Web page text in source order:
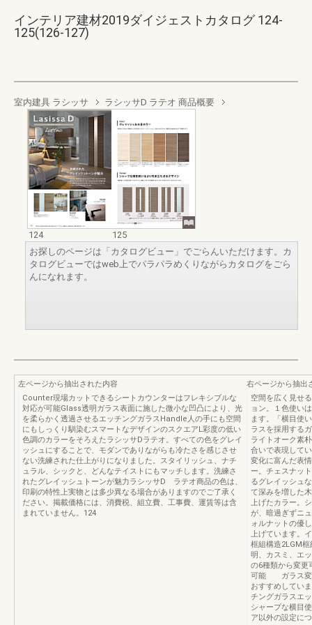
インテリア建材2019ダイジェストカタログ 124-
125(126-127)
室内建具 ラシッサ ラシッサD ラテオ 商品概要
124
125
お探しのページは「カタログビュー」でごらんいただけます。カ
タログビューではweb上でパラパラめくりながらカタログをごら
んになれます。
左ページから抽出された内容
Counter現場カットできるシートカウンターはフレキシブルな
対応が可能Glass透明ガラス表面に施した微小な凹凸により、光
を柔らかく透過させるエッチングガラスHandle人の手にも空間
にもしっくり馴染むスマートなデザインのスクエアL彩度の低い
色調のカラーをそろえたラシッサDラテオ。すべての色をグレイ
ッシュにすることで、モダンでありながらも冷たさを感じさせ
ない洗練された仕上がりになりました。スタイリッシュ、ナチ
ュラル、シックと、どんなテイストにもマッチします。洗練さ
れたグレイッシュトーンが魅力ラシッサD ラテオ商品の色は、
印刷の特性上実物とは多少異なる場合がありますのでご了承く
ださい。掲載価格には、消費税、組立費、工事費、運賃等は含
まれていません。124
右ページから抽出
空間を広く見せ
ョン。１色使い
ます。「横目使
ラスを採用する
ライトオーク素
合いで表現して
変化に富んだ表
ー。チェスナッ
るグレイッシュ
て深みを増した
上げたカラー。
が、暗過ぎずニ
ォルナットの優
上げています。
框組構造2LGM
明、カスミ、エ
の6種類から変
可能 ガラス変
おすすめしてい
チングガラスエ
シャープな横目
ア以外の設定に